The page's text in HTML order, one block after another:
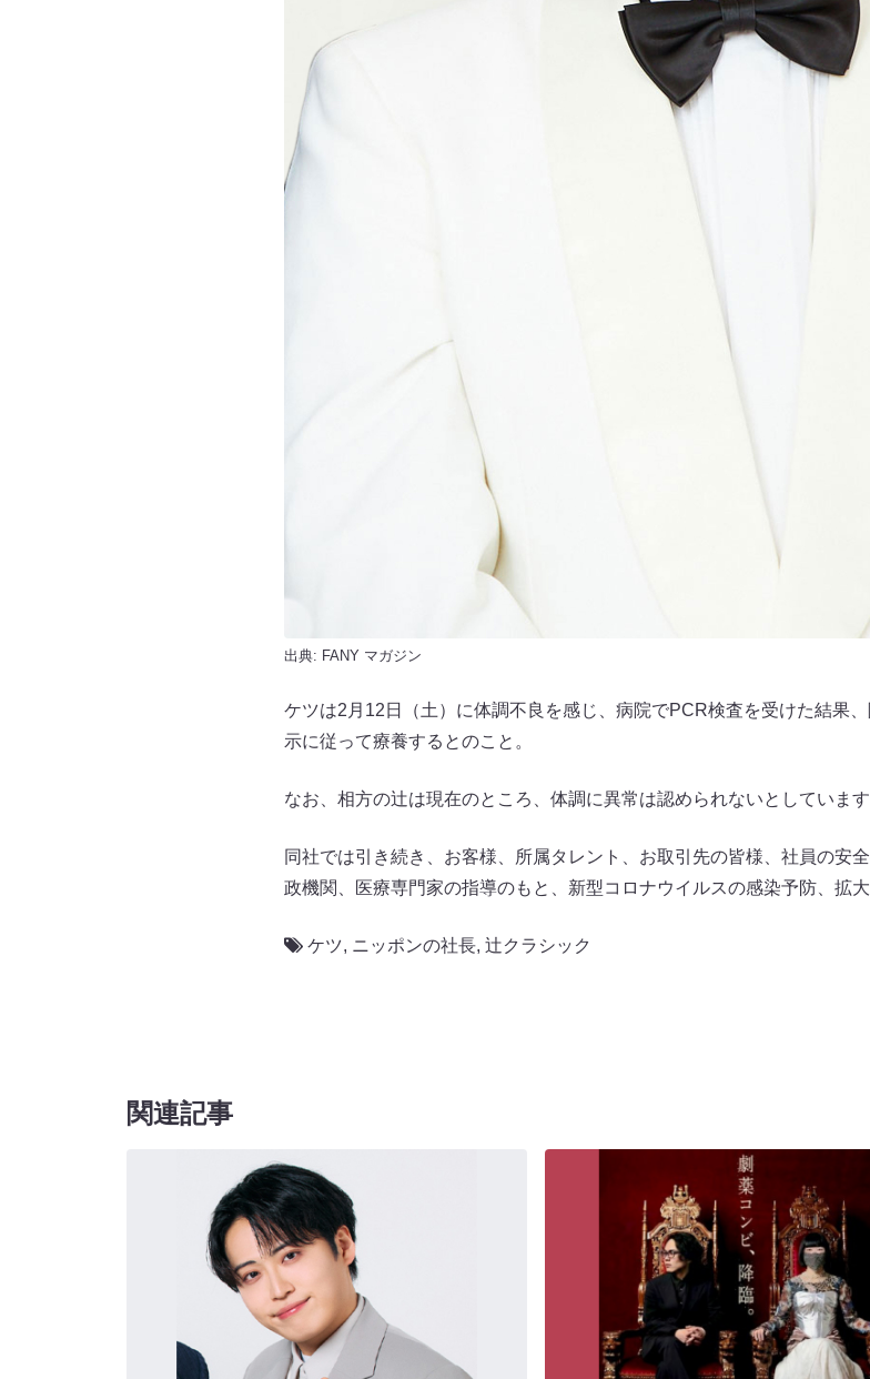
出典: FANY マガジン
ケツは2月12日（土）に体調不良を感じ、病院でPCR検査を受けた結果
示に従って療養するとのこと。
なお、相方の辻は現在のところ、体調に異常は認められないとしています
同社では引き続き、お客様、所属タレント、お取引先の皆様、社員の安
政機関、医療専門家の指導のもと、新型コロナウイルスの感染予防、拡
ケツ, ニッポンの社長, 辻クラシック
関連記事